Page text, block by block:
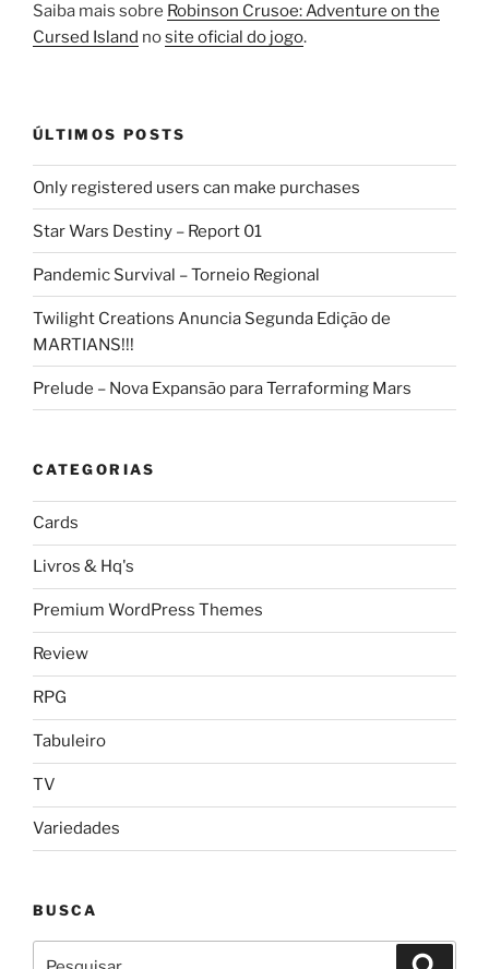
Saiba mais sobre Robinson Crusoe: Adventure on the
Cursed Island nosite oficial do jogo.
ÚLTIMOS POSTS
Only registered users can make purchases
Star Wars Destiny – Report 01
Pandemic Survival – Torneio Regional
Twilight Creations Anuncia Segunda Edição de
MARTIANS!!!
Prelude – Nova Expansão para Terraforming Mars
CATEGORIAS
Cards
Livros & Hq's
Premium WordPress Themes
Review
RPG
Tabuleiro
TV
Variedades
BUSCA